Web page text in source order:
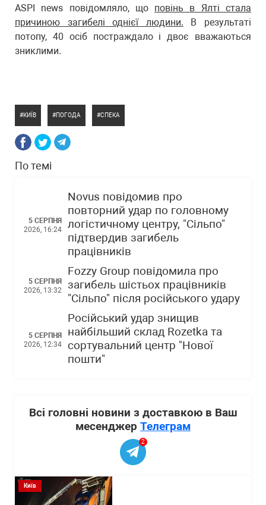
ASPI news повідомляло, що повінь в Ялті стала
причиною загибелі однієї людини. В результаті
потопу, 40 осіб постраждало і двоє вважаються
зниклими.
КИЇВ ПОГОДА СПЕКА
По темі
5 СЕРПНЯ
2026, 16:24
Novus повідомив про
повторний удар по головному
логістичному центру, "Сільпо"
підтвердив загибель
працівників
5 СЕРПНЯ
2026, 13:32
Fozzy Group повідомила про
загибель шістьох працівників
"Сільпо" після російського удару
5 СЕРПНЯ
2026, 12:34
Російський удар знищив
найбільший склад Rozetka та
сортувальний центр "Нової
пошти"
Всі головні новини з доставкою в Ваш
месенджер Телеграм
2
Київ